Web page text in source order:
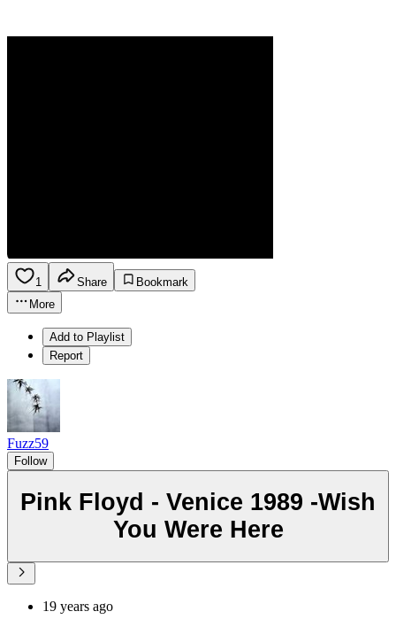
1 Share
Bookmark
More
Add to Playlist
Report
Fuzz59
Follow
Pink Floyd - Venice 1989 -Wish
You Were Here
19 years ago